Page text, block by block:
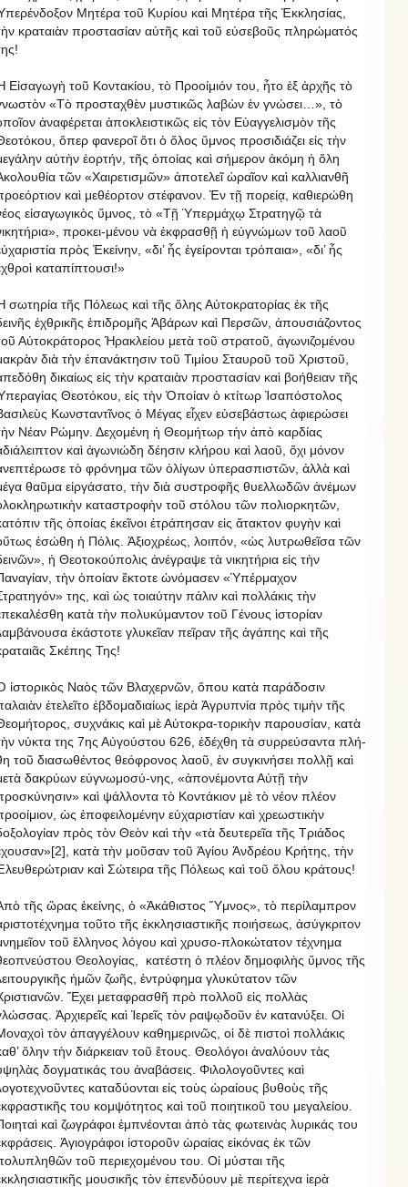
Μητέρα τοῦ Κυρίου καὶ Μητέρα τῆς Ἐκκλησίας,
κραταιὰν προστασίαν αὐτῆς καὶ τοῦ εὐσεβοῦς πληρώματός
Εἰσαγωγὴ τοῦ Κοντακίου, τὸ Προοίμιόν του, ἦτο ἐξ ἀρχῆς τὸ
«Τὸ προσταχθὲν μυστικῶς λαβὼν ἐν γνώσει…», τὸ
ἀναφέρεται ἀποκλειστικῶς εἰς τὸν Εὐαγγελισμὸν τῆς
ὅπερ φανεροῖ ὅτι ὁ ὅλος ὕμνος προσιδιάζει εἰς τὴν
αὐτὴν ἑορτήν, τῆς ὁποίας καὶ σήμερον ἀκόμη ἡ ὅλη
τῶν «Χαιρετισμῶν» ἀποτελεῖ ὡραῖον καὶ καλλιανθῆ
καὶ μεθέορτον στέφανον. Ἐν τῇ πορείᾳ, καθιερώθη
εἰσαγωγικὸς ὕμνος, τὸ «Τῇ Ὑπερμάχῳ Στρατηγῷ τὰ
προκει-μένου νὰ ἐκφρασθῇ ἡ εὐγνώμων τοῦ λαοῦ
πρὸς Ἐκείνην, «δι’ ἧς ἐγείρονται τρόπαια», «δι’ ἧς
καταπίπτουσι!»
σωτηρία τῆς Πόλεως καὶ τῆς ὅλης Αὐτοκρατορίας ἐκ τῆς
ἐχθρικῆς ἐπιδρομῆς Ἀβάρων καὶ Περσῶν, ἀπουσιάζοντος
Αὐτοκράτορος Ἡρακλείου μετὰ τοῦ στρατοῦ, ἀγωνιζομένου
διὰ τὴν ἐπανάκτησιν τοῦ Τιμίου Σταυροῦ τοῦ Χριστοῦ,
δικαίως εἰς τὴν κραταιὰν προστασίαν καὶ βοήθειαν τῆς
Θεοτόκου, εἰς τὴν Ὁποίαν ὁ κτίτωρ Ἰσαπόστολος
Κωνσταντῖνος ὁ Μέγας εἶχεν εὐσεβάστως ἀφιερώσει
Νέαν Ρώμην. Δεχομένη ἡ Θεομήτωρ τὴν ἀπὸ καρδίας
καὶ ἀγωνιώδη δέησιν κλήρου καὶ λαοῦ, ὄχι μόνον
τὸ φρόνημα τῶν ὀλίγων ὑπερασπιστῶν, ἀλλὰ καὶ
θαῦμα εἰργάσατο, τὴν διὰ συστροφῆς θυελλωδῶν ἀνέμων
καταστροφὴν τοῦ στόλου τῶν πολιορκητῶν,
τῆς ὁποίας ἐκεῖνοι ἐτράπησαν εἰς ἄτακτον φυγὴν καὶ
ἐσώθη ἡ Πόλις. Ἀξιοχρέως, λοιπόν, «ὡς λυτρωθεῖσα τῶν
ἡ Θεοτοκούπολις ἀνέγραψε τὰ νικητήρια εἰς τὴν
τὴν ὁποίαν ἔκτοτε ὠνόμασεν «Ὑπέρμαχον
της, καὶ ὡς τοιαύτην πάλιν καὶ πολλάκις τὴν
κατὰ τὴν πολυκύμαντον τοῦ Γένους ἱστορίαν
ἑκάστοτε γλυκεῖαν πεῖραν τῆς ἀγάπης καὶ τῆς
Σκέπης Της!
ἱστορικὸς Ναὸς τῶν Βλαχερνῶν, ὅπου κατὰ παράδοσιν
ἐτελεῖτο ἑβδομαδιαίως ἱερὰ Ἀγρυπνία πρὸς τιμὴν τῆς
συχνάκις καὶ μὲ Αὐτοκρα-τορικὴν παρουσίαν, κατὰ
νύκτα της 7ης Αὐγούστου 626, ἐδέχθη τὰ συρρεύσαντα πλή-
τοῦ διασωθέντος θεόφρονος λαοῦ, ἐν συγκινήσει πολλῇ καὶ
δακρύων εὐγνωμοσύ-νης, «ἀπονέμοντα Αὐτῇ τὴν
καὶ ψάλλοντα τὸ Κοντάκιον μὲ τὸ νέον πλέον
ὡς ἐποφειλομένην εὐχαριστίαν καὶ χρεωστικὴν
πρὸς τὸν Θεὸν καὶ τὴν «τὰ δευτερεῖα τῆς Τριάδος
κατὰ τὴν μοῦσαν τοῦ Ἁγίου Ἀνδρέου Κρήτης, τὴν
καὶ Σώτειρα τῆς Πόλεως καὶ τοῦ ὅλου κράτους!
τῆς ὥρας ἐκείνης, ὁ «Ἀκάθιστος Ὕμνος», τὸ περίλαμπρον
τοῦτο τῆς ἐκκλησιαστικῆς ποιήσεως, ἀσύγκριτον
τοῦ ἕλληνος λόγου καὶ χρυσο-πλοκώτατον τέχνημα
Θεολογίας, κατέστη ὁ πλέον δημοφιλὴς ὕμνος τῆς
ἡμῶν ζωῆς, ἐντρύφημα γλυκύτατον τῶν
Ἔχει μεταφρασθῆ πρὸ πολλοῦ εἰς πολλὰς
Ἀρχιερεῖς καὶ Ἱερεῖς τὸν ραψῳδοῦν ἐν κατανύξει. Οἱ
τὸν ἀπαγγέλουν καθημερινῶς, οἱ δὲ πιστοὶ πολλάκις
ὅλην τὴν διάρκειαν τοῦ ἔτους. Θεολόγοι ἀναλύουν τὰς
δογματικάς του ἀναβάσεις. Φιλολογοῦντες καὶ
καταδύονται εἰς τοὺς ὡραίους βυθοὺς τῆς
του κομψότητος καὶ τοῦ ποιητικοῦ του μεγαλείου.
καὶ ζωγράφοι ἐμπνέονται ἀπὸ τὰς φωτεινὰς λυρικάς του
Ἁγιογράφοι ἱστοροῦν ὡραίας εἰκόνας ἐκ τῶν
τοῦ περιεχομένου του. Οἱ μύσται τῆς
μουσικῆς τὸν ἐπενδύουν μὲ περίτεχνα ἱερὰ